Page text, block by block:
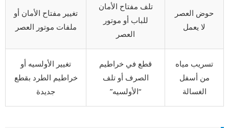
حوض العصر
لا يعمل
تلف مفتاح الأمان
للباب أو موتور
العصر
تغيير مفتاح الأمان أو
ملفات موتور العصر
تسريب مياه
من أسفل
الغسالة
قطع في خراطيم
الصرف أو تلف
“الأولسيه”
تغيير الأولسيه أو
خراطيم الطرد بقطع
جديدة